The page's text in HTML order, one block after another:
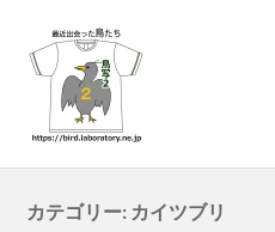
カテゴリー: カイツブリ